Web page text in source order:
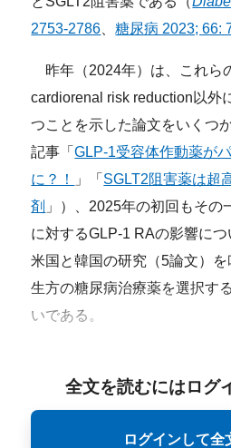
2753-2786 、糖尿病 2023; 66:
昨年（2024年）は、これら
cardiorenal risk reduction以外
つことを示した論文をいくつ
記事「GLP-1受容体作動薬が
に？！
」「 SGLT2阻害薬は超
剤 」）、2025年の初回もその
に対するGLP-1 RAの影響に
米国と韓国の研究（5論文）
生方の糖尿病治療薬を選択す
いである。
全文を読むにはログ
ログインして全